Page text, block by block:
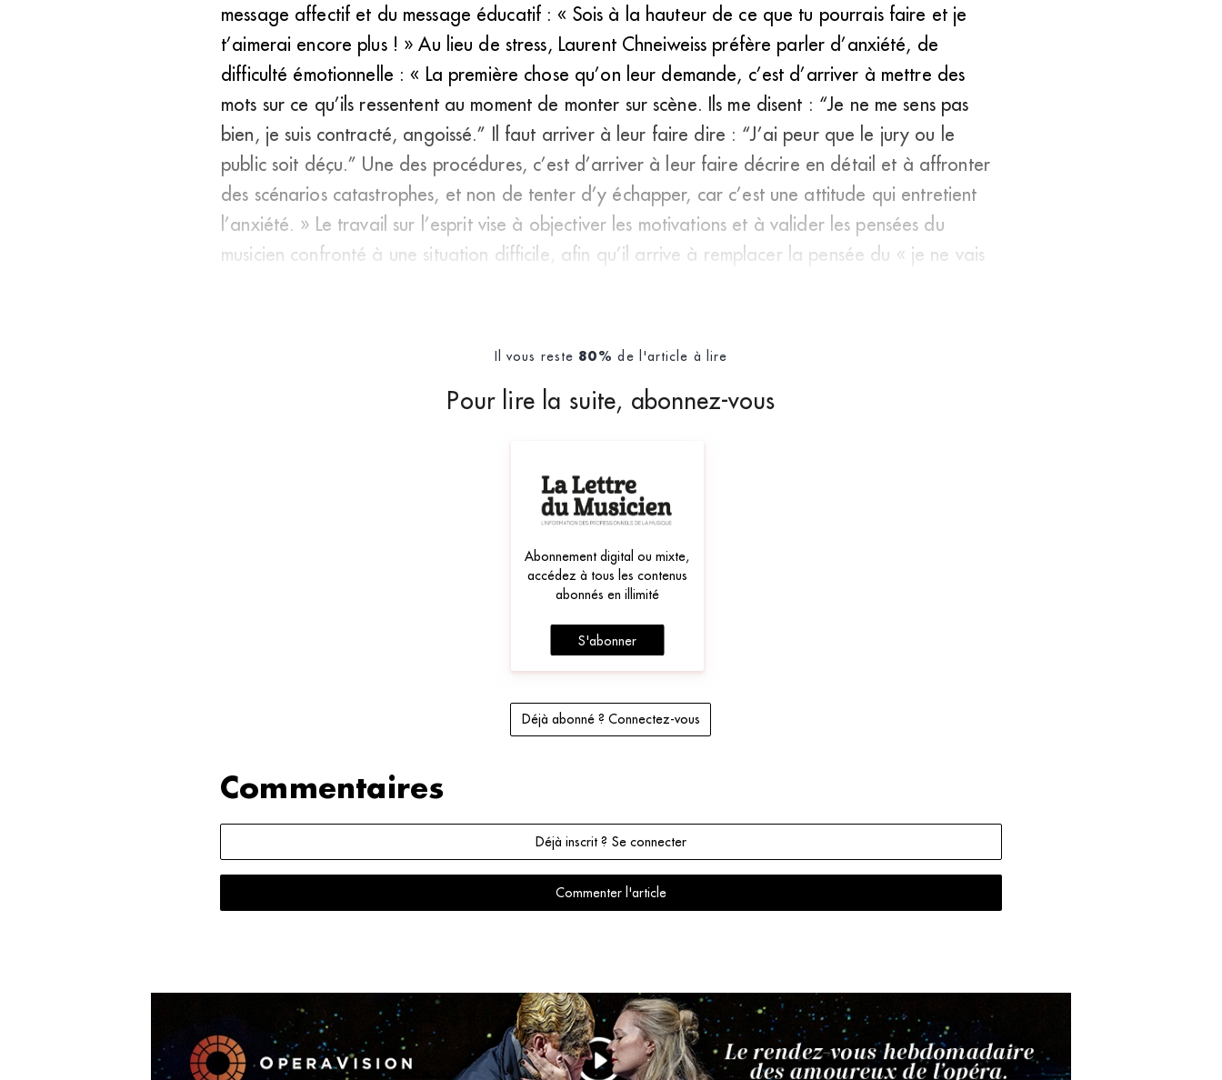
message affectif et du message éducatif : « Sois à la hauteur de ce que tu pourrais faire et je
t’aimerai encore plus ! » Au lieu de stress, Laurent Chneiweiss préfère parler d’anxiété, de
difficulté émotionnelle : « La première chose qu’on leur demande, c’est d’arriver à mettre des
mots sur ce qu’ils ressentent au moment de monter sur scène. Ils me disent : “Je ne me sens pas
bien, je suis contracté, angoissé.” Il faut arriver à leur faire dire : “J’ai peur que le jury ou le
public soit déçu.” Une des procédures, c’est d’arriver à leur faire décrire en détail et à affronter
des scénarios catastrophes, et non de tenter d’y échapper, car c’est une attitude qui entretient
l’anxiété. » Le travail sur l’esprit vise à objectiver les motivations et à valider les pensées du
musicien confronté à une situation difficile, afin qu’il arrive à remplacer la pensée du « je ne vais
Il vous reste 80% de l'article à lire
Pour lire la suite, abonnez-vous
Abonnement digital ou mixte,
accédez à tous les contenus
abonnés en illimité
S'abonner
Déjà abonné ? Connectez-vous
Commentaires
Déjà inscrit ? Se connecter
Commenter l'article